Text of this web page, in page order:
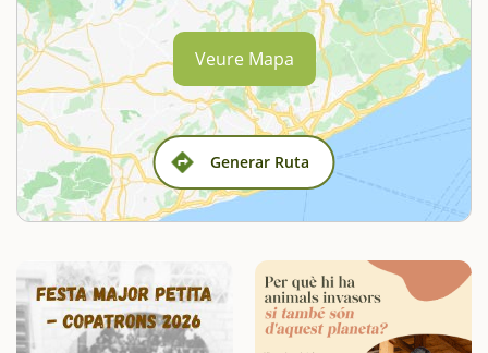
Generar Ruta
Veure Mapa